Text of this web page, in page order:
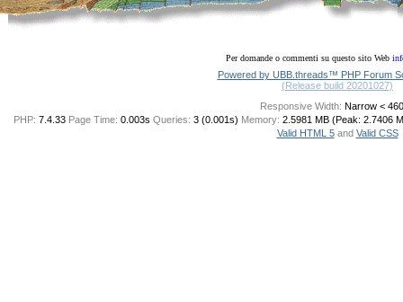
Per domande o commenti su questo sito Web
Powered by UBB.threads™ PHP Forum
(Release build 20201027)
Responsive Width:
PHP: 7.4.33 Page Time: 0.003s Queries: 3 (0.001s) Memory: 2.5981 MB (Peak: 2.7406
Valid HTML 5 and Valid CSS